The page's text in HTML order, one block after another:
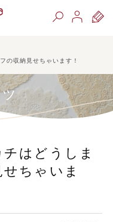
の収納見せちゃいます！
はどうしま
ちゃいま